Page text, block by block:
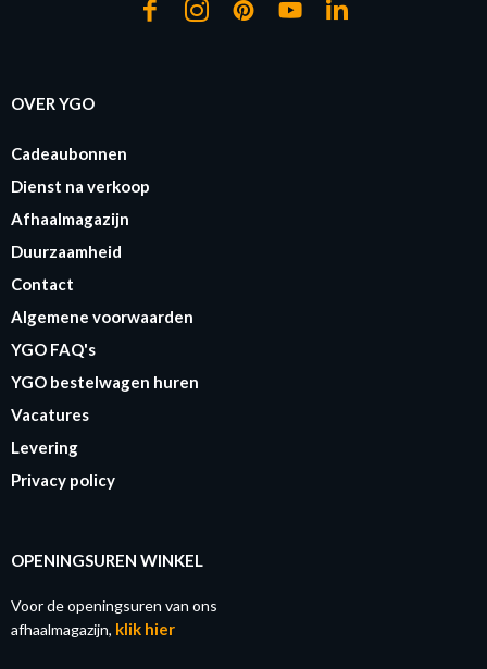
OVER YGO
Cadeaubonnen
Dienst na verkoop
Afhaalmagazijn
Duurzaamheid
Contact
Algemene voorwaarden
YGO FAQ's
YGO bestelwagen huren
Vacatures
Levering
Privacy policy
OPENINGSUREN WINKEL
Voor de openingsuren van ons
afhaalmagazijn, klik hier